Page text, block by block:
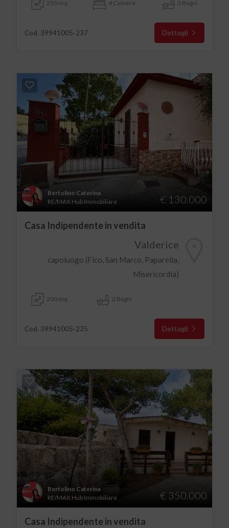
250 mq 4 Camere 3 Bagni
Cod. 39941005-237 Dettagli
Bertolino Caterina
RE/MAX Hub Immobiliare
€ 130.000
Casa Indipendente in vendita
Valderice
capoluogo (Fico, San Marco, Paparella,
Misericordia)
200 mq 2 Bagni
Cod. 39941005-235 Dettagli
Bertolino Caterina
RE/MAX Hub Immobiliare
€ 350.000
Casa Indipendente in vendita